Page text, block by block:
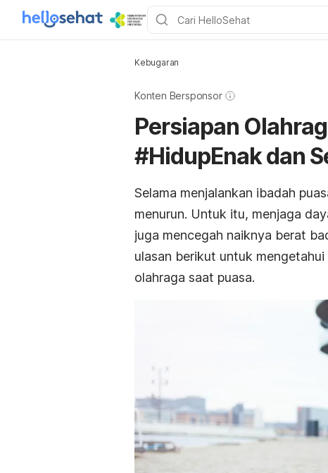
Kebugaran
Konten Bersponsor
Persiapan
#HidupEnak dan
Selama menjalankan ibadah
menurun. Untuk itu, menjaga
juga mencegah naiknya berat
ulasan berikut untuk
olahraga saat puasa.